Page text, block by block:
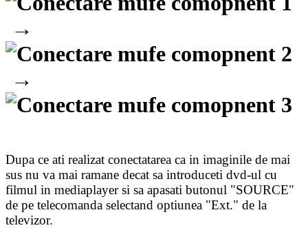
→
→
Dupa ce ati realizat conectatarea ca in imaginile de mai
sus nu va mai ramane decat sa introduceti dvd-ul cu
filmul in mediaplayer si sa apasati butonul "SOURCE"
de pe telecomanda selectand optiunea "Ext." de la
televizor.